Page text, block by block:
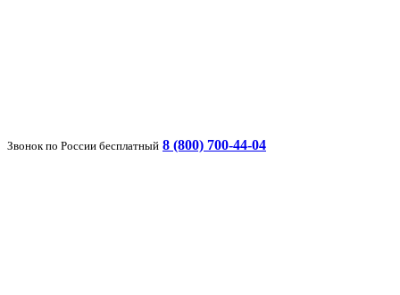
Звонок по России бесплатный 8 (800) 700-44-04